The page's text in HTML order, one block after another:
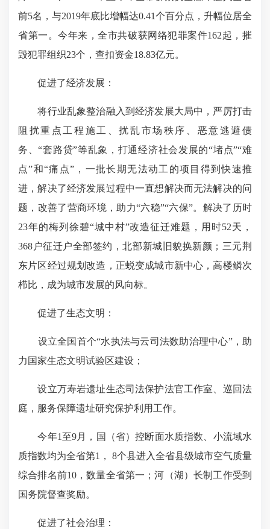
前5名，与2019年底比增幅达0.41个百分点，升幅位居全
省第一。今年来，全市共破获网络犯罪案件162起，摧
毁犯罪组织23个，查扣资金18.83亿元。
促进了经济发展：
将行业乱象整治融入到经济发展大局中，严厉打击
阻扰重点工程施工、扰乱市场秩序、恶意逃避债
务、“套路贷”等乱象，打通经济社会发展的“堵点”“难
点”和“痛点”，一批长期无法动工的项目得到快速推
进，解决了经济发展过程中一直想解决而无法解决的问
题，改善了营商环境，助力“六稳”“六保”。解决了历时
23年的梅列徐碧“城中村”改造征迁难题，用时52天，
368户征迁户全部签约，北部新城旧貌换新颜；三元荆
东片区经过规划改造，正蜕变成城市新中心，高楼鳞次
栉比，成为城市发展的风向标。
促进了生态文明：
设立全国首个“水执法与云司法数助治理中心”，助
力国家生态文明试验区建设；
设立万寿岩遗址生态司法保护法官工作室、巡回法
庭，服务保障遗址研究保护利用工作。
今年1至9月，国（省）控断面水质指数、小流域水
质指数均为全省第1， 8个县进入全省县级城市空气质量
综合排名前10，数量全省第一；河（湖）长制工作受到
国务院督查奖励。
促进了社会治理：